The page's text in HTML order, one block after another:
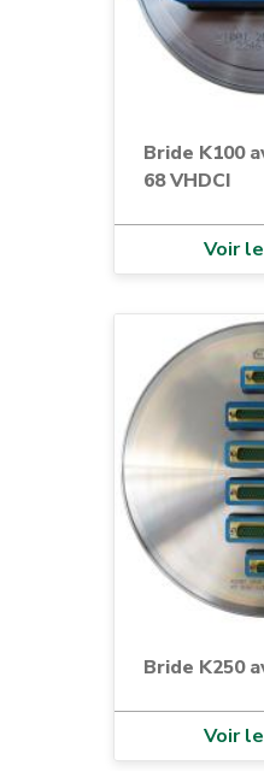
Bride K100
68 VHDCI
Voir
Bride K250
Voir